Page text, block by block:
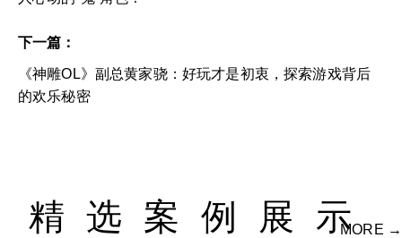
下一篇：
《神雕OL》副总黄家骁：好玩才是初衷，探索游戏背后
的欢乐秘密
精选案例展示MORE →